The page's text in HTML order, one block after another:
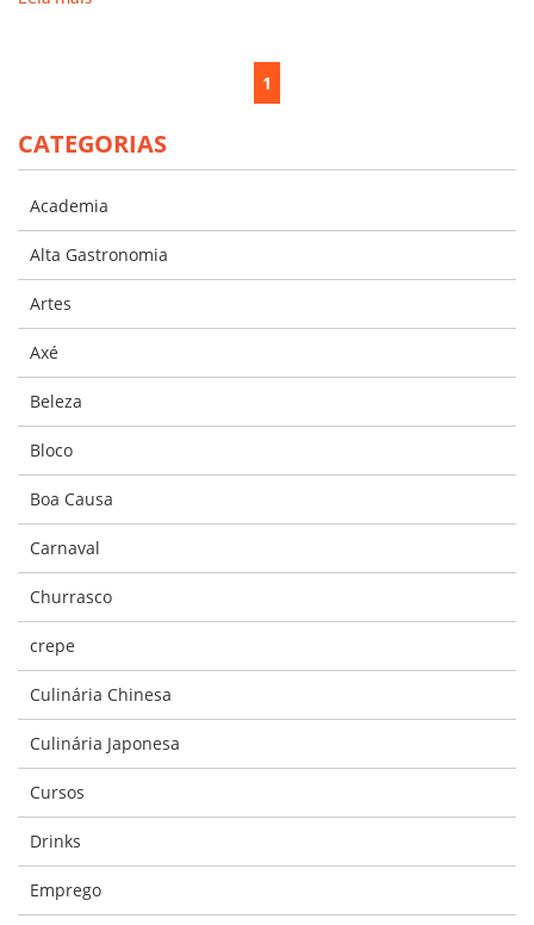
1
CATEGORIAS
Academia
Alta Gastronomia
Artes
Axé
Beleza
Bloco
Boa Causa
Carnaval
Churrasco
crepe
Culinária Chinesa
Culinária Japonesa
Cursos
Drinks
Emprego